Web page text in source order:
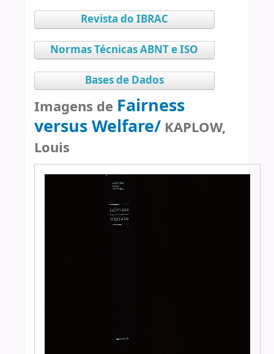
Revista do IBRAC
Normas Técnicas ABNT e ISO
Bases de Dados
Imagens de Fairness
versus Welfare/ KAPLOW,
Louis